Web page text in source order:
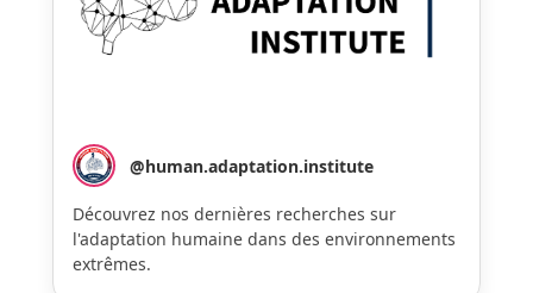
@human.adaptation.institute
Découvrez nos dernières recherches sur
l'adaptation humaine dans des environnements
extrêmes.